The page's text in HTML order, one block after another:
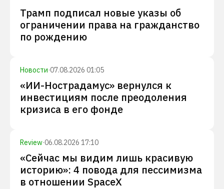
Трамп подписал новые указы об
ограничении права на гражданство
по рождению
Новости·07.08.2026 01:05
«ИИ-Нострадамус» вернулся к
инвестициям после преодоления
кризиса в его фонде
Review·06.08.2026 17:10
«Сейчас мы видим лишь красивую
историю»: 4 повода для пессимизма
в отношении SpaceX